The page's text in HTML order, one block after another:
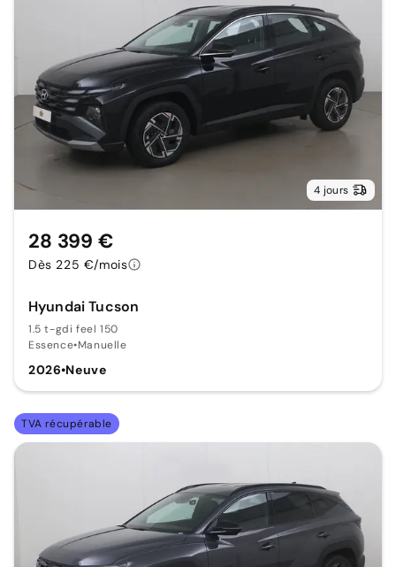
4 jours
Hyundai Tucson
1.5 t-gdi feel 150
Essence•Manuelle
2026•Neuve
28 399 €
Dès 225 €/mois
TVA récupérable